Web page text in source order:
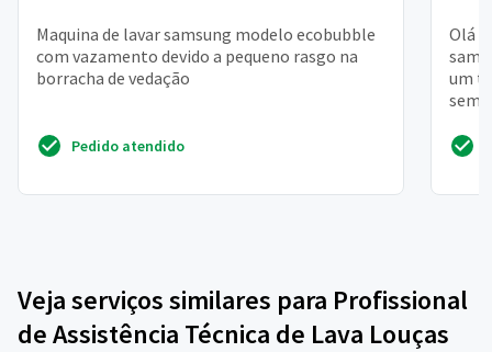
Maquina de lavar samsung modelo ecobubble
com vazamento devido a pequeno rasgo na
borracha de vedação
Pedido atendido
Olá
um
sem
Veja serviços similares para Profissional
de Assistência Técnica de Lava Louças